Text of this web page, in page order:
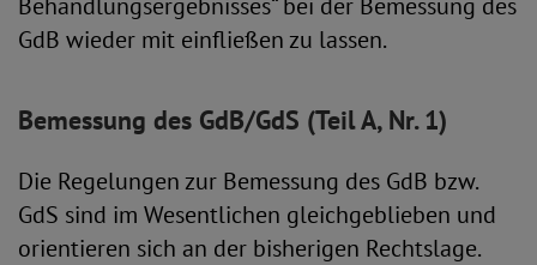
GdB wieder mit einfließen zu lassen.
Bemessung des GdB/GdS (Teil A, Nr. 1)
Die Regelungen zur Bemessung des GdB bzw.
GdS sind im Wesentlichen gleichgeblieben und
orientieren sich an der bisherigen Rechtslage.